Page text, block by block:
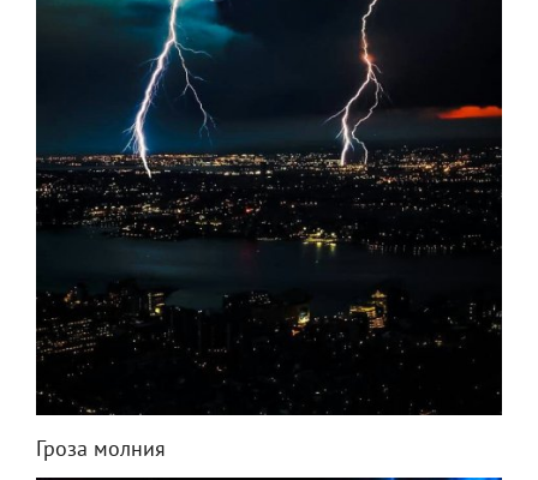
Гроза молния